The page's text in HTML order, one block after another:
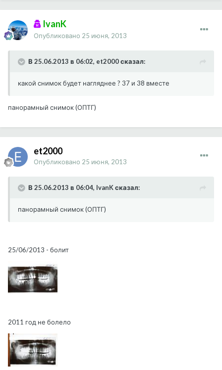
IvanK
Опубликовано 25 июня, 2013
В 25.06.2013 в 06:02, et2000 сказал:
какой снимок будет нагляднее ? 37 и 38 вместе
панорамный снимок (ОПТГ)
et2000
Опубликовано 25 июня, 2013
В 25.06.2013 в 06:04, IvanK сказал:
панорамный снимок (ОПТГ)
25/06/2013 - болит
2011 год не болело